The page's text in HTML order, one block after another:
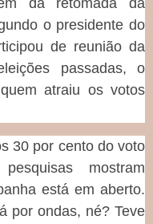
da retomada da
o presidente do
de reunião da
passadas, o
atraiu os votos
30 por cento do voto
mostram
está em aberto.
por ondas, né? Teve